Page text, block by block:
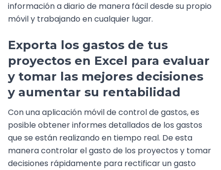
información a diario de manera fácil desde su propio
móvil y trabajando en cualquier lugar.
Exporta los gastos de tus
proyectos en Excel para evaluar
y tomar las mejores decisiones
y aumentar su rentabilidad
Con una aplicación móvil de control de gastos, es
posible obtener informes detallados de los gastos
que se están realizando en tiempo real. De esta
manera controlar el gasto de los proyectos y tomar
decisiones rápidamente para rectificar un gasto